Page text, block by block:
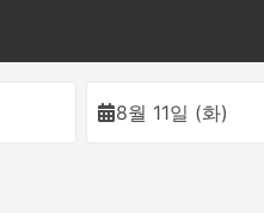
8월 11일 (화)